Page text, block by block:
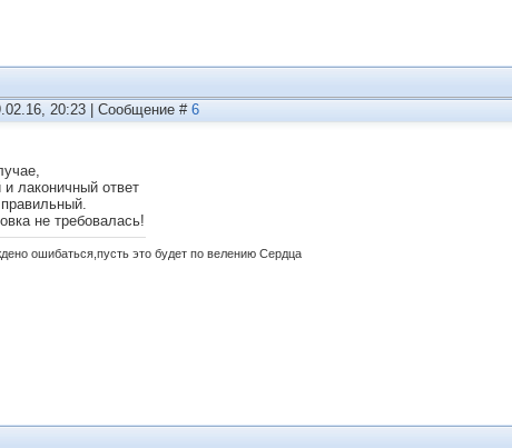
20:23 | Сообщение # 6
и лаконичный ответ
не требовалась!
ошибаться,пусть это будет по велению Сердца